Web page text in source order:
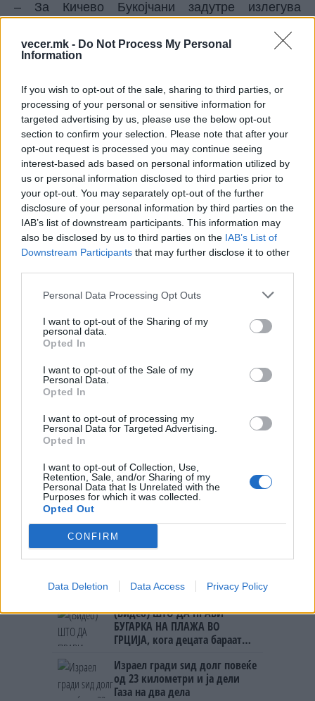
vecer.mk - Do Not Process My Personal
Information
If you wish to opt-out of the sale, sharing to third parties, or
processing of your personal or sensitive information for
targeted advertising by us, please use the below opt-out
section to confirm your selection. Please note that after your
opt-out request is processed you may continue seeing
interest-based ads based on personal information utilized by
us or personal information disclosed to third parties prior to
your opt-out. You may separately opt-out of the further
disclosure of your personal information by third parties on the
IAB’s list of downstream participants. This information may
also be disclosed by us to third parties on the IAB’s List of
Downstream Participants that may further disclose it to other
Personal Data Processing Opt Outs
I want to opt-out of the Sharing of my
personal data.
Opted In
I want to opt-out of the Sale of my
Personal Data.
Opted In
I want to opt-out of processing my
Personal Data for Targeted Advertising.
Opted In
I want to opt-out of Collection, Use,
Retention, Sale, and/or Sharing of my
Personal Data that Is Unrelated with the
Purposes for which it was collected.
Opted Out
CONFIRM
Data Deletion Data Access Privacy Policy
– За Кичево Букојчани задутре излегува
заедно со Јавното претпријатие за државни
патишта и Европската банка за обнова развој.
а на Гостивар-Букојчани веќе се работи
интензивно, исто така и Гостивар-Тетово.
Тетово-Скопје веќе има автопат и крајниот рок
што го поставивме е до крај на 2028 година од
граница со Бугарија до граница со Албанија,
односно од Крива Паланка до Струга и Охрид
да има целосен автопат, рече Николоски.
© Vecer.mk, правата за текстот се на редакцијата
ВО ПОНЕДЕЛНИК СРЕДБА СО
ВЕТЕРИНАРИТЕ: Сточарите бараат
против сипаници
СКОКНА МИНИМАЛНИОТ ИЗНОС
ЗА К-15: Еве колку пари ќе ви
НАЈЧИТАНИ ВО ПОСЛЕДНИ 7 ДЕНА
ПИСТА: Огромниот Боинг 777
на индиската претседателка
на Меѓународниот Аеродром
својата иднина
ПРЕСВРТ И ПРОТЕСТИ ВО
ултиматум: „Мора да си оди,
(Видео) ШТО ДА ПРАВИ
БУГАРКА НА ПЛАЖА ВО
ГРЦИЈА, кога децата бараат
Израел гради ѕид долг повеќе
од 23 километри и ја дели
Газа на два дела